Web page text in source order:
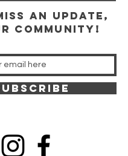
an update,
community!